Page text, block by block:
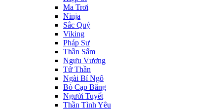
Ma Trơi
Ninja
Sắc Quỷ
Viking
Pháp Sư
Thần Sấm
Ngưu Vương
Tử Thần
Ngài Bí Ngô
Bò Cạp Băng
Người Tuyết
Thần Tình Yêu